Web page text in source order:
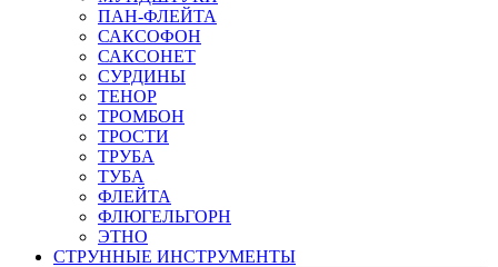
ПАН-ФЛЕЙТА
САКСОФОН
САКСОНЕТ
СУРДИНЫ
ТЕНОР
ТРОМБОН
ТРОСТИ
ТРУБА
ТУБА
ФЛЕЙТА
ФЛЮГЕЛЬГОРН
ЭТНО
СТРУННЫЕ ИНСТРУМЕНТЫ